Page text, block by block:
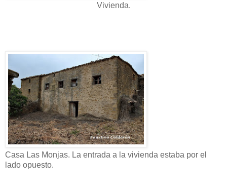
Vivienda.
Casa Las Monjas. La entrada a la vivienda estaba por el
lado opuesto.